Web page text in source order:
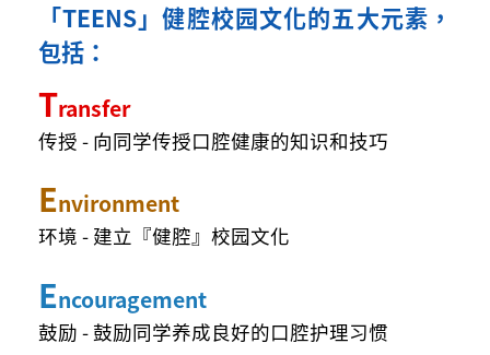
「TEENS」健腔校园文化的五大元素，
包括：
Transfer
传授 - 向同学传授口腔健康的知识和技巧
Environment
环境 - 建立『健腔』校园文化
Encouragement
鼓励 - 鼓励同学养成良好的口腔护理习惯